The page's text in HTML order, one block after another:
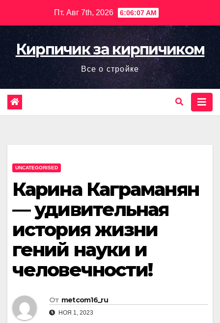
содержимому
Пт. Авг 7th, 2026 6:06:08 AM
Кирпичик за кирпичиком
Все о стройке
UNCATEGORISED
Карина Каграманян
— удивительная
история жизни
гений науки и
человечности!
От metcom16_ru
НОЯ 1, 2023